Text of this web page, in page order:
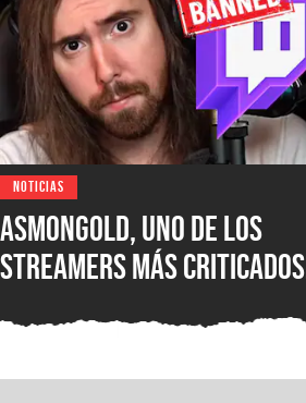
NOTICIAS
Asmongold, uno de los
streamers más criticados
comentarios sobre los